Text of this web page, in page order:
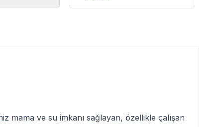
mama ve su imkanı sağlayan, özellikle çalışan